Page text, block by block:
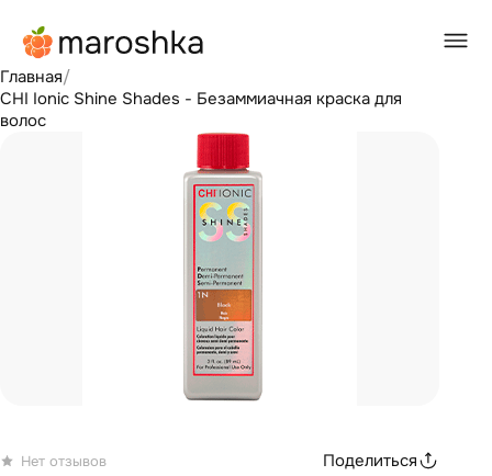
Главная/
CHI Ionic Shine Shades - Безаммиачная краска для
волос
Нет отзывов Поделиться